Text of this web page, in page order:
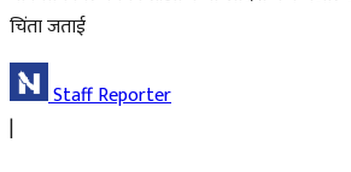
चिंता जताई
Staff Reporter
|